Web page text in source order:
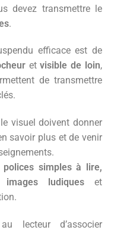
devez transmettre le
.
efficace est de
et visible de loin,
de transmettre
visuel doivent donner
savoir plus et de venir
polices simples à lire,
ludiques et
lecteur d’associer